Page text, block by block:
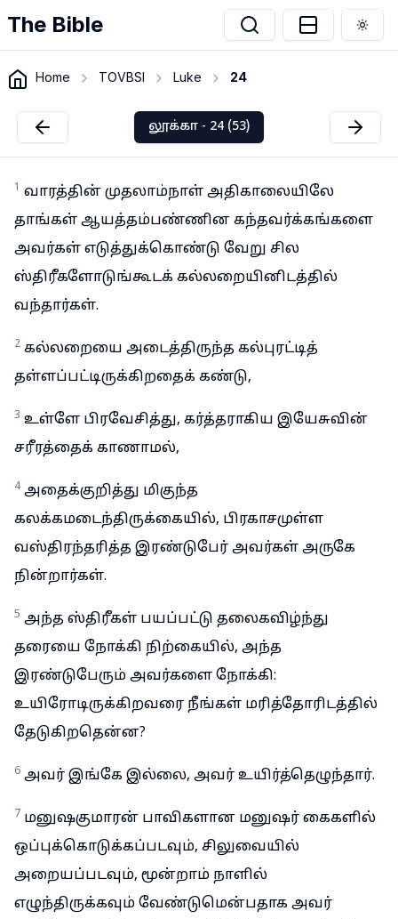
The Bible
Home TOVBSI Luke 24
லூக்கா - 24 (53)
1 வாரத்தின் முதலாம்நாள் அதிகாலையிலே
தாங்கள் ஆயத்தம்பண்ணின கந்தவர்க்கங்களை
அவர்கள் எடுத்துக்கொண்டு வேறு சில
ஸ்திரீகளோடுங்கூடக் கல்லறையினிடத்தில்
வந்தார்கள்.
2 கல்லறையை அடைத்திருந்த கல்புரட்டித்
தள்ளப்பட்டிருக்கிறதைக் கண்டு,
3 உள்ளே பிரவேசித்து, கர்த்தராகிய இயேசுவின்
சரீரத்தைக் காணாமல்,
4 அதைக்குறித்து மிகுந்த
கலக்கமடைந்திருக்கையில், பிரகாசமுள்ள
வஸ்திரந்தரித்த இரண்டுபேர் அவர்கள் அருகே
நின்றார்கள்.
5 அந்த ஸ்திரீகள் பயப்பட்டு தலைகவிழ்ந்து
தரையை நோக்கி நிற்கையில், அந்த
இரண்டுபேரும் அவர்களை நோக்கி:
உயிரோடிருக்கிறவரை நீங்கள் மரித்தோரிடத்தில்
தேடுகிறதென்ன?
6 அவர் இங்கே இல்லை, அவர் உயிர்த்தெழுந்தார்.
7 மனுஷகுமாரன் பாவிகளான மனுஷர் கைகளில்
ஒப்புக்கொடுக்கப்படவும், சிலுவையில்
அறையப்படவும், மூன்றாம் நாளில்
எழுந்திருக்கவும் வேண்டுமென்பதாக அவர்